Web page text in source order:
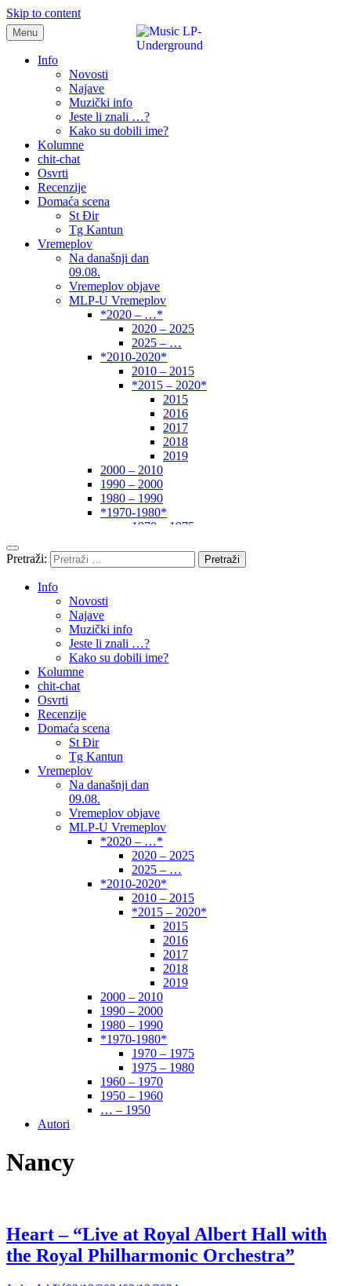
Skip to content
samo muzika i …..
Menu
Info
Novosti
Najave
Muzički info
Jeste li znali …?
Kako su dobili ime?
Kolumne
chit-chat
Osvrti
Recenzije
Domaća scena
St Đir
Tg Kantun
Vremeplov
Na današnji dan
09.08.
Vremeplov objave
MLP-U Vremeplov
*2020 – …*
2020 – 2025
2025 – …
*2010-2020*
2010 – 2015
*2015 – 2020*
2015
2016
2017
2018
2019
2000 – 2010
1990 – 2000
1980 – 1990
*1970-1980*
1970 – 1975
1960 – 1970
1950 – 1960
Autori
Pretraži:
Info
Novosti
Najave
Muzički info
Jeste li znali …?
Kako su dobili ime?
Kolumne
chit-chat
Osvrti
Recenzije
Domaća scena
St Đir
Tg Kantun
Vremeplov
Na današnji dan
09.08.
Vremeplov objave
MLP-U Vremeplov
*2020 – …*
2020 – 2025
2025 – …
*2010-2020*
2010 – 2015
*2015 – 2020*
2015
2016
2017
2018
2019
2000 – 2010
1990 – 2000
1980 – 1990
*1970-1980*
1970 – 1975
1975 – 1980
1960 – 1970
1950 – 1960
… – 1950
Autori
Nancy
Heart – “Live at Royal Albert Hall with
the Royal Philharmonic Orchestra”